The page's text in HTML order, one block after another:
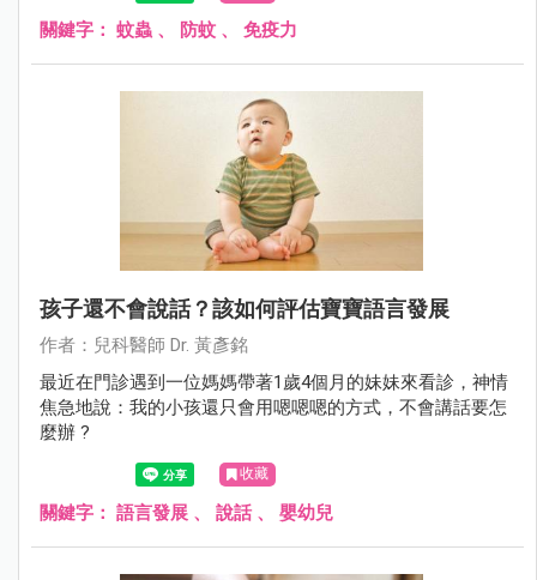
關鍵字： 蚊蟲 、 防蚊 、 免疫力
孩子還不會說話？該如何評估寶寶語言發展
作者：兒科醫師 Dr. 黃彥銘
最近在門診遇到一位媽媽帶著1歲4個月的妹妹來看診，神情
焦急地說：我的小孩還只會用嗯嗯嗯的方式，不會講話要怎
麼辦 ?
收藏
關鍵字： 語言發展 、 說話、 嬰幼兒